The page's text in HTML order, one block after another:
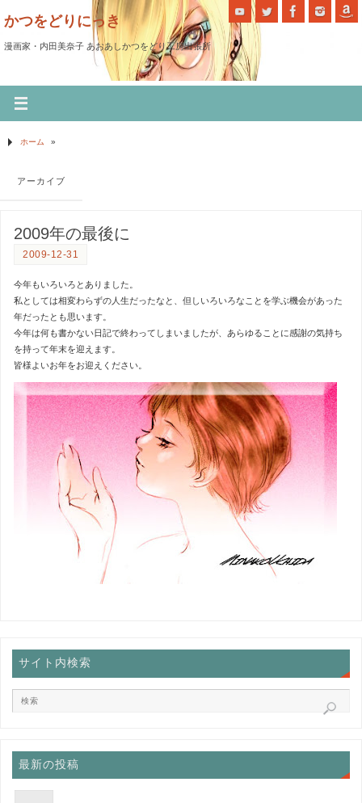
かつをどりにっき
漫画家・内田美奈子 あおあしかつをどり工房出張所
ホーム »
アーカイブ
2009年の最後に
2009-12-31
今年もいろいろとありました。
私としては相変わらずの人生だったなと、但しいろいろなことを学ぶ機会があった
年だったとも思います。
今年は何も書かない日記で終わってしまいましたが、あらゆることに感謝の気持ち
を持って年末を迎えます。
皆様よいお年をお迎えください。
サイト内検索
最新の投稿